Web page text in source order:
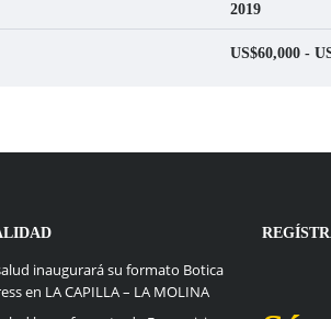
2019
US$60,000 -
inaugurará su formato Botica
en LA CAPILLA – LA MOLINA